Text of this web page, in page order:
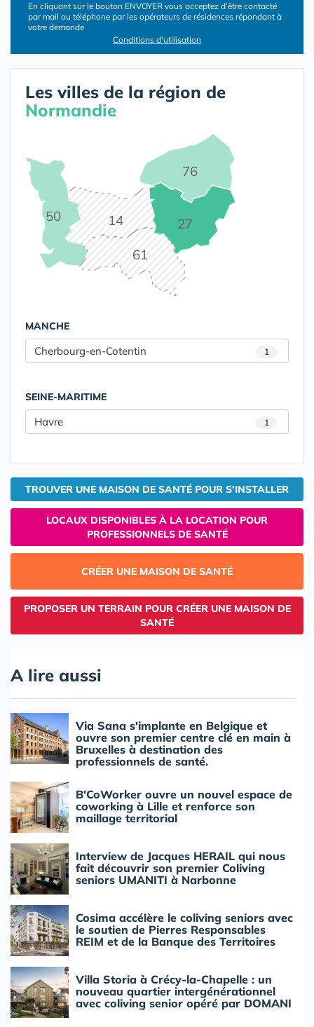
En cliquant sur le bouton ENVOYER vous acceptez d’être contacté
par mail ou téléphone par les opérateurs de résidences répondant à
votre demande
Conditions d'utilisation
Les villes de la région de
Normandie
14 27
50
61
76
MANCHE
Cherbourg-en-Cotentin 1
SEINE-MARITIME
Havre 1
TROUVER UNE MAISON DE SANTÉ POUR S'INSTALLER
LOCAUX DISPONIBLES À LA LOCATION POUR
PROFESSIONNELS DE SANTÉ
CRÉER UNE MAISON DE SANTÉ
PROPOSER UN TERRAIN POUR CRÉER UNE MAISON DE
SANTÉ
A lire aussi
Via Sana s'implante en Belgique et
ouvre son premier centre clé en main à
Bruxelles à destination des
professionnels de santé.
B'CoWorker ouvre un nouvel espace de
coworking à Lille et renforce son
maillage territorial
Interview de Jacques HERAIL qui nous
fait découvrir son premier Coliving
seniors UMANITI à Narbonne
Cosima accélère le coliving seniors avec
le soutien de Pierres Responsables
REIM et de la Banque des Territoires
Villa Storia à Crécy-la-Chapelle : un
nouveau quartier intergénérationnel
avec coliving senior opéré par DOMANI